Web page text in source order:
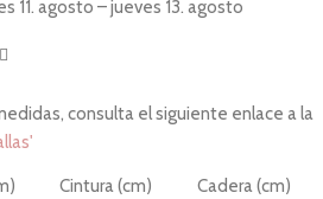
11. agosto – jueves 13. agosto
consulta el siguiente enlace a la
Cintura (cm) Cadera (cm)